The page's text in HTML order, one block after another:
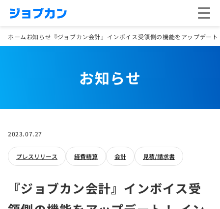
ホームお知らせ 『ジョブカン会計』インボイス受領側の機能をアップデー
お知らせ
2023.07.27
プレスリリース 経費精算 会計 見積/請求書
『ジョブカン会計』インボイス受